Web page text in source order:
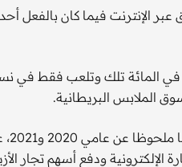
الإنترنت فيما كان بالفعل أحد
الملابس البريطانية.
يعد
مبيعات التجارة الإلكترونية ودفع